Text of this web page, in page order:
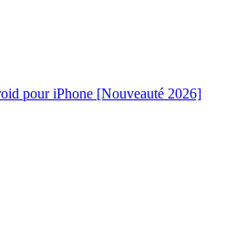
pour iPhone [Nouveauté 2026]